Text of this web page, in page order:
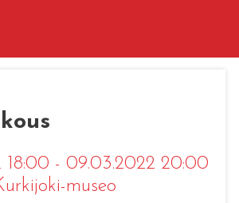
18:00 - 09.03.2022 20:00
museo